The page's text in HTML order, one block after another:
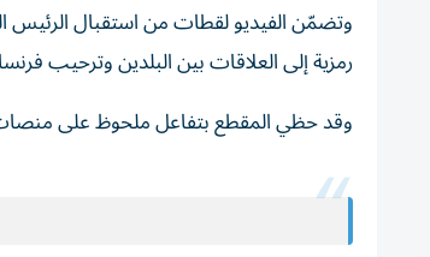
وتضمّن الفيديو لقطات من استقبال الرئيس
رمزية إلى العلاقات بين البلدين وترحيب
وقد حظي المقطع بتفاعل ملحوظ على منصات